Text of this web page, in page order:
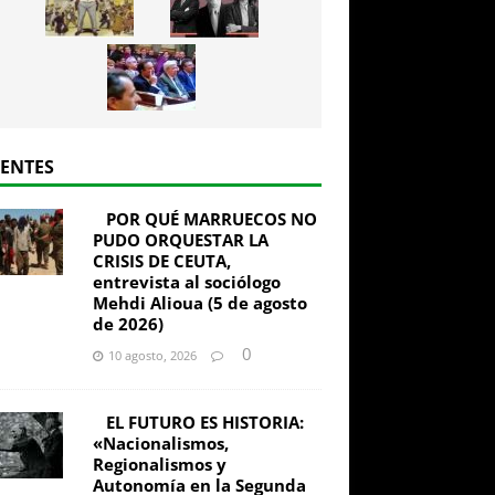
POR QUÉ MARRUECOS NO
PUDO ORQUESTAR LA
CRISIS DE CEUTA,
entrevista al sociólogo
Mehdi Alioua (5 de agosto
de 2026)
10 agosto, 2026 0
EL FUTURO ES HISTORIA:
«Nacionalismos,
Regionalismos y
Autonomía en la Segunda